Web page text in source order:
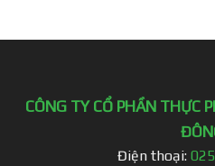
CÔNG TY CỔ PHẦN THỰC
Điện thoại: